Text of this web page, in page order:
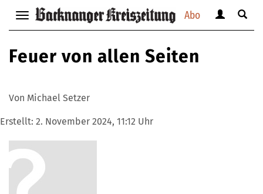
Abo
Navigation
anzeigen
verbergen
anzeigen
Suche
Feuer von allen Seiten
Von Michael Setzer
Erstellt: 2. November 2024, 11:12 Uhr